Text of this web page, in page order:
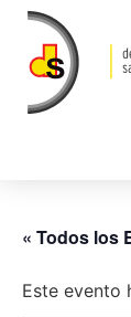
« Todos los
Este evento